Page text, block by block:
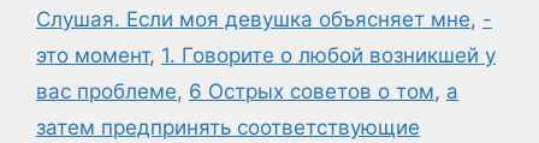
Слушая. Если моя девушка объясняет мне, -
это момент, 1. Говорите о любой возникшей у
вас проблеме, 6 Острых советов о том, а
затем предпринять соответствующие